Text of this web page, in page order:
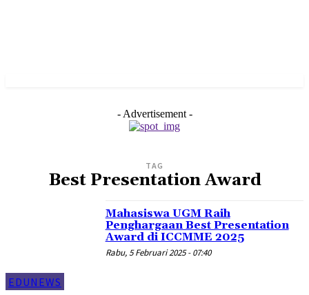
- Advertisement -
TAG
Best Presentation Award
EDUNEWS
Mahasiswa UGM Raih
Penghargaan Best Presentation
Award di ICCMME 2025
Rabu, 5 Februari 2025 - 07:40